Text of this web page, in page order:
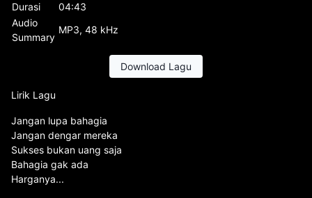
Durasi
04:43
Audio
Summary
MP3, 48 kHz
Download Lagu
Lirik Lagu
Jangan lupa bahagia
Jangan dengar mereka
Sukses bukan uang saja
Bahagia gak ada
Harganya...